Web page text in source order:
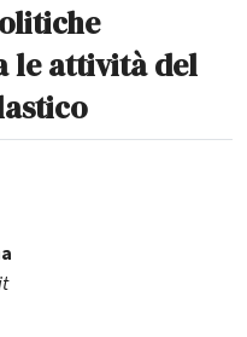
le attività del